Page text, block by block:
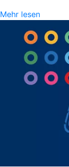
Mehr lesen